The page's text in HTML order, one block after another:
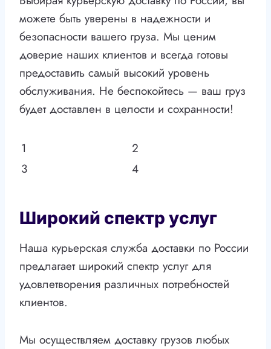
можете быть уверены в надежности и
безопасности вашего груза. Мы ценим
доверие наших клиентов и всегда готовы
предоставить самый высокий уровень
обслуживания. Не беспокойтесь — ваш груз
будет доставлен в целости и сохранности!
1
2
3
4
Широкий спектр услуг
Наша курьерская служба доставки по России
предлагает широкий спектр услуг для
удовлетворения различных потребностей
клиентов.
Мы осуществляем доставку грузов любых